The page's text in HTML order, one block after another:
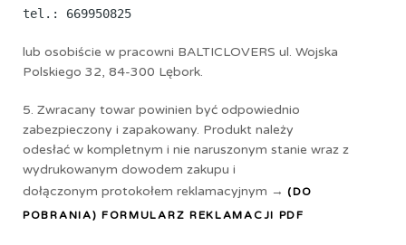
tel.: 669950825
lub osobiście w pracowni BALTICLOVERS ul. Wojska
Polskiego 32, 84-300 Lębork.
5. Zwracany towar powinien być odpowiednio
zabezpieczony i zapakowany. Produkt należy
odesłać w kompletnym i nie naruszonym stanie wraz z
wydrukowanym dowodem zakupu i
dołączonym protokołem reklamacyjnym → (DO
POBRANIA) FORMULARZ REKLAMACJI PDF